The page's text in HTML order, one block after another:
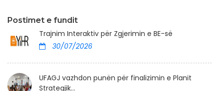
Postimet e fundit
Trajnim Interaktiv për Zgjerimin e BE-së
30/07/2026
UFAGJ vazhdon punën për finalizimin e Planit
Strategjik...